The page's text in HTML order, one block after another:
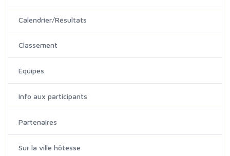
Calendrier/Résultats
Classement
Équipes
Info aux participants
Partenaires
Sur la ville hôtesse